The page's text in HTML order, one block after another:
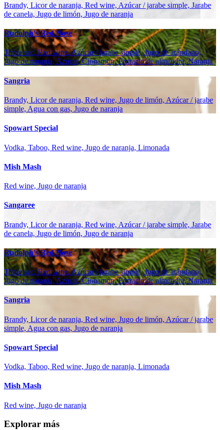
Brandy, Licor de naranja, Red wine, Azúcar / jarabe simple, Jarabe
de canela, Jugo de limón, Jugo de naranja
Rudolph's Red Nose
Triple sec, Red wine, Azúcar / jarabe simple, Jugo de arándano,
Jugo de naranja, Azúcar, Cinnamon, Extracto de almendra, Naranja
Sangria
Brandy, Licor de naranja, Red wine, Jugo de limón, Azúcar / jarabe
simple, Agua con gas, Jugo de naranja
Spowart Special
Vodka, Taboo, Red wine, Jugo de naranja, Limonada
Mish Mash
Red wine, Jugo de naranja
Sangaree
Brandy, Licor de naranja, Red wine, Azúcar / jarabe simple, Jarabe
de canela, Jugo de limón, Jugo de naranja
Rudolph's Red Nose
Triple sec, Red wine, Azúcar / jarabe simple, Jugo de arándano,
Jugo de naranja, Azúcar, Cinnamon, Extracto de almendra, Naranja
Sangria
Brandy, Licor de naranja, Red wine, Jugo de limón, Azúcar / jarabe
simple, Agua con gas, Jugo de naranja
Spowart Special
Vodka, Taboo, Red wine, Jugo de naranja, Limonada
Mish Mash
Red wine, Jugo de naranja
Explorar más